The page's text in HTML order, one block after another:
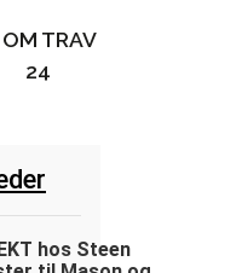
hos Steen
OM TRAV
24